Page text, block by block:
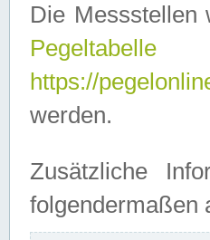
Die
Pegeltabelle
https://
werden.
Zusätzliche
folgendermaßen